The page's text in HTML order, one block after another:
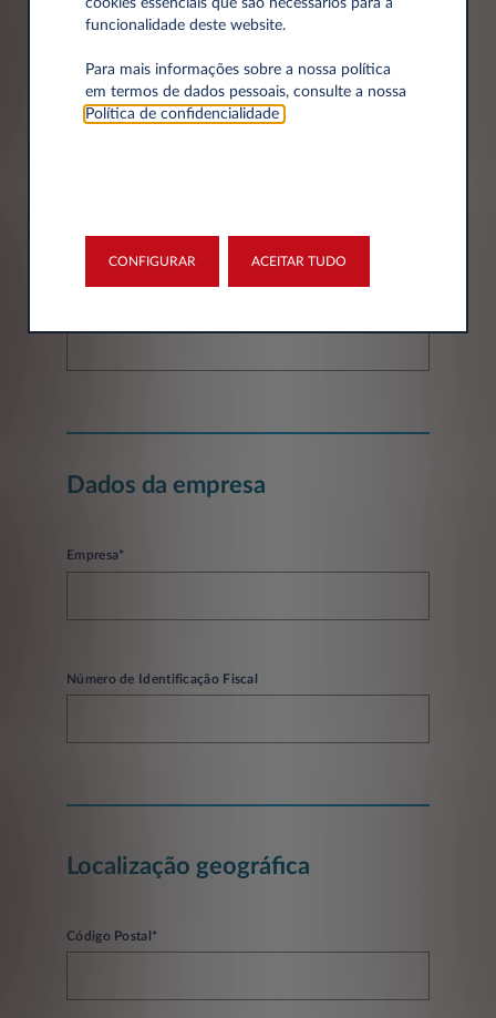
Dados da empresa
Empresa*
Número de Identificação Fiscal
Localização geográfica
Código Postal*
funcionalidade deste website.
Para mais informações sobre a nossa política
em termos de dados pessoais, consulte a nossa
Política de confidencialidade.
CONFIGURAR ACEITAR TUDO